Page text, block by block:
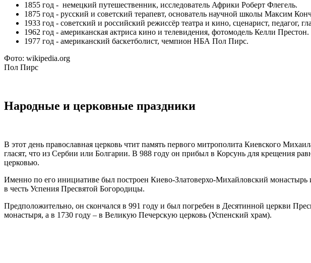
1855 год - немецкий путешественник, исследователь Африки Роберт Флегель.
1875 год - русский и советский терапевт, основатель научной школы Максим
1933 год - советский и российский режиссёр театра и кино, сценарист,
1962 год - американская актриса кино и телевидения, фотомодель Келли Престон.
1977 год - американский баскетболист, чемпион НБА Пол Пирс.
Фото: wikipedia.org
Пол Пирс
Народные и церковные праздники
В этот день православная церковь чтит память первого митрополита Киевского
гласят, что из Сербии или Болгарии. В 988 году он прибыл в Корсунь для крещения
церковью.
Именно по его инициативе был построен Киево-Златоверхо-Михайловский
в честь Успения Пресвятой Богородицы.
Предположительно, он скончался в 991 году и был погребен в Десятинной церкви
монастыря, а в 1730 году – в Великую Печерскую церковь (Успенский храм).